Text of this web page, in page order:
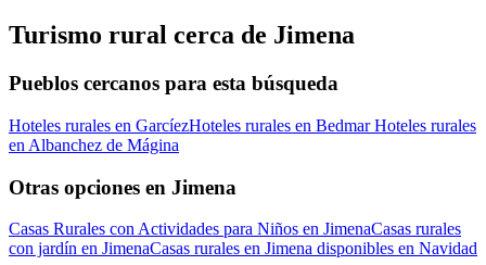
Turismo rural cerca de Jimena
Pueblos cercanos para esta búsqueda
Hoteles rurales en GarcíezHoteles rurales en BedmarHoteles rurales
en Albanchez de Mágina
Otras opciones en Jimena
Casas Rurales con Actividades para Niños en JimenaCasas rurales
con jardín en JimenaCasas rurales en Jimena disponibles en Navidad